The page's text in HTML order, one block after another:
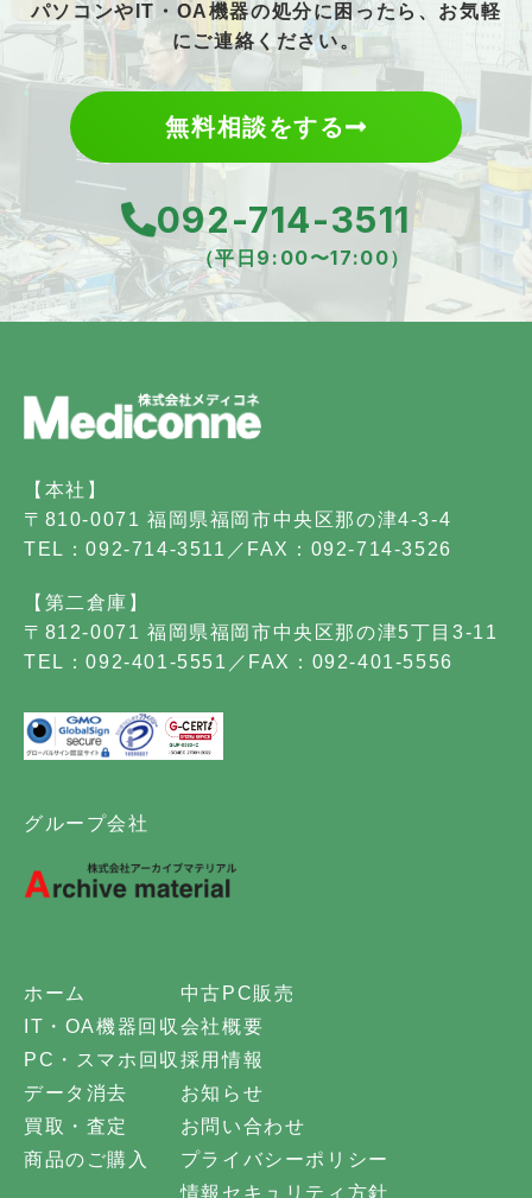
パソコンやIT・OA機器の処分に困ったら、お気軽
にご連絡ください。
無料相談をする
092-714-3511
（平日9:00〜17:00）
【本社】
〒810-0071 福岡県福岡市中央区那の津4-3-4
TEL：092-714-3511／FAX：092-714-3526
【第二倉庫】
〒812-0071 福岡県福岡市中央区那の津5丁目3-11
TEL：092-401-5551／FAX：092-401-5556
グループ会社
ホーム
IT・OA機器回収
PC・スマホ回収
データ消去
買取・査定
商品のご購入
中古PC販売
会社概要
採用情報
お知らせ
お問い合わせ
プライバシーポリシー
情報セキュリティ方針